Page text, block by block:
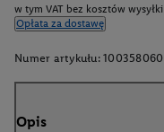
w tym VAT bez kosztów wysyłki
Opłata za dostawę
Numer artykułu: 100358060
Opis